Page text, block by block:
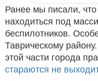
Ранее мы писали,
находиться под
беспилотников.
Таврическому
этой части города
стараются не